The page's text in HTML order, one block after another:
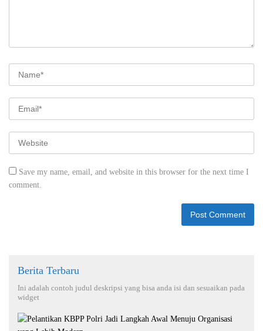
Save my name, email, and website in this browser for the next time I
comment.
Berita Terbaru
Ini adalah contoh judul deskripsi yang bisa anda isi dan sesuaikan pada
widget